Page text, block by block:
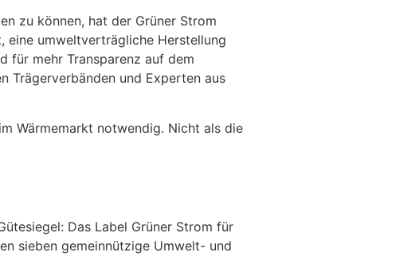
zu können, hat der Grüner Strom
eine umweltverträgliche Herstellung
für mehr Transparenz auf dem
Trägerverbänden und Experten aus
Wärmemarkt notwendig. Nicht als die
Das Label Grüner Strom für
sieben gemeinnützige Umwelt- und